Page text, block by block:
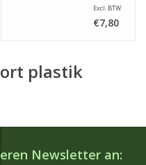
Excl. BTW
€7,80
plastik
Newsletter an: